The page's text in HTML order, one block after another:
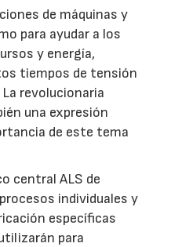
de máquinas y
para ayudar a los
y energía,
tiempos de tensión
revolucionaria
una expresión
de este tema
central ALS de
individuales y
específicas
para